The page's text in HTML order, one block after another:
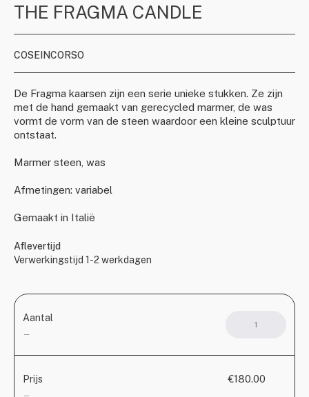
THE FRAGMA CANDLE
COSEINCORSO
De Fragma kaarsen zijn een serie unieke stukken. Ze zijn
met de hand gemaakt van gerecycled marmer, de was
vormt de vorm van de steen waardoor een kleine sculptuur
ontstaat.
Marmer steen, was
Afmetingen: variabel
Gemaakt in Italië
Aflevertijd
Verwerkingstijd 1-2 werkdagen
Aantal
—
Prijs
—
€180.00